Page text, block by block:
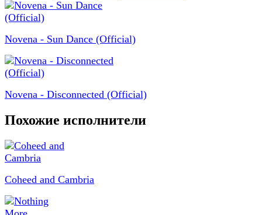
Novena - Sun Dance (Official)
Novena - Disconnected (Official)
Похожие исполнители
Coheed and Cambria